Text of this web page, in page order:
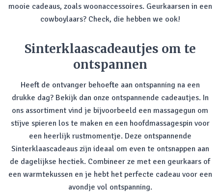
mooie cadeaus, zoals woonaccessoires. Geurkaarsen in een
cowboylaars? Check, die hebben we ook!
Sinterklaascadeautjes om te
ontspannen
Heeft de ontvanger behoefte aan ontspanning na een
drukke dag? Bekijk dan onze ontspannende cadeautjes. In
ons assortiment vind je bijvoorbeeld een massagegun om
stijve spieren los te maken en een hoofdmassagespin voor
een heerlijk rustmomentje. Deze ontspannende
Sinterklaascadeaus zijn ideaal om even te ontsnappen aan
de dagelijkse hectiek. Combineer ze met een geurkaars of
een warmtekussen en je hebt het perfecte cadeau voor een
avondje vol ontspanning.